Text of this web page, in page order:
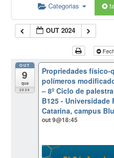
Categorias
OUT 2024
OUT
9
qua
2024
Propriedades físico-
polímeros
– 8º Ciclo de
B125 - Universidade
Catarina, campus
out 9@18:45